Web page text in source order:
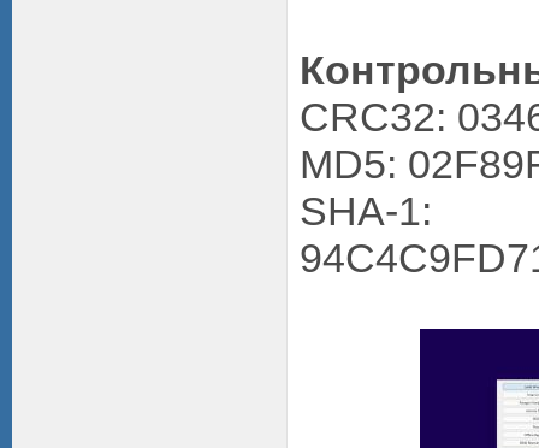
CRC32:
MD5:
SHA-1: